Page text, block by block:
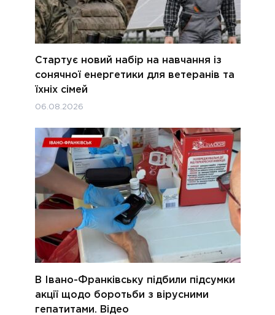
Стартує новий набір на навчання із
сонячної енергетики для ветеранів та
їхніх сімей
06.08.2026
В Івано-Франківську підбили підсумки
акції щодо боротьби з вірусними
гепатитами. Відео